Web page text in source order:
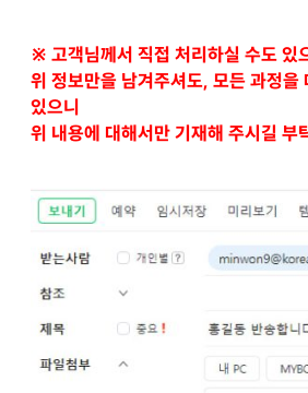
※ 고객님께서 직접 처리하실 수도 있
위 정보만을 남겨주셔도, 모든 과정을
있으니
위 내용에 대해서만 기재해 주시길 부